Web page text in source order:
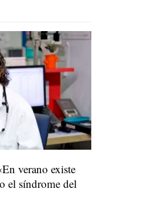
verano existe
el síndrome del